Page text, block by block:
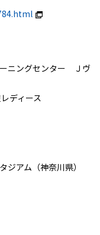
ニングセンター Ｊヴ
ディース
アム（神奈川県）